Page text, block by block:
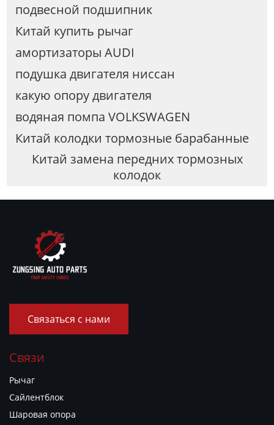
подвесной подшипник
Китай купить рычаг
амортизаторы AUDI
подушка двигателя ниссан
какую опору двигателя
водяная помпа VOLKSWAGEN
Китай колодки тормозные барабанные
Китай замена передних тормозных
колодок
Связаться с нами
Связи
Рычаг
Сайлентблок
Шаровая опора